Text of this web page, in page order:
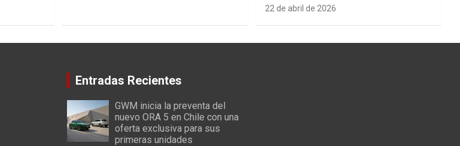
22 de abril de 2026
Entradas Recientes
GWM inicia la preventa del
nuevo ORA 5 en Chile con una
oferta exclusiva para sus
primeras unidades